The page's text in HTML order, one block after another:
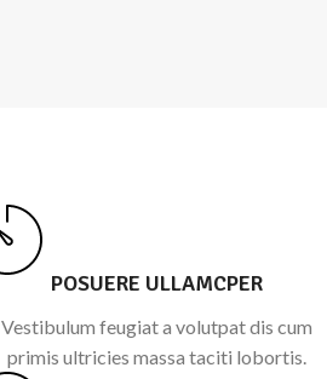
POSUERE ULLAMCPER
Vestibulum feugiat a volutpat dis cum
primis ultricies massa taciti lobortis.